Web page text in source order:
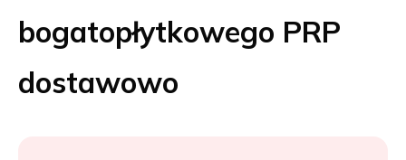
bogatopłytkowego PRP
dostawowo